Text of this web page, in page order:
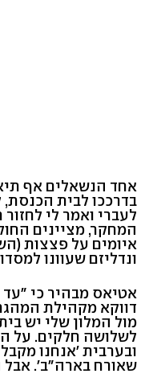
אחד הנשאלים אף
בדרככו לבית הכנסת,
לעברי ואמר לי
איומים על פצצות
ונדליזם שעוונו
אטיאס מבהיר כי
דווקא מקהילת
מול המלון שלי יש
לשלושה חלקים. על
ובערבית 'אנחנו
שאורח בארה"ב'.